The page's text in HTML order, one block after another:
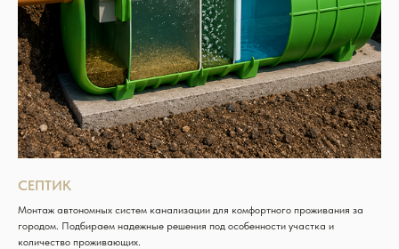
СЕПТИК
Монтаж автономных систем канализации для комфортного проживания за
городом. Подбираем надежные решения под особенности участка и
количество проживающих.